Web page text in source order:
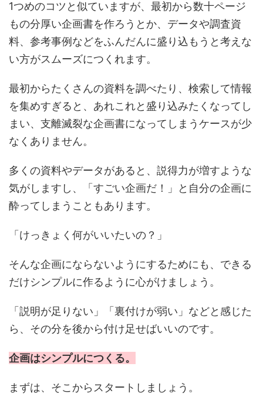
1つめのコツと似ていますが、最初から数十ページ
もの分厚い企画書を作ろうとか、データや調査資
料、参考事例などをふんだんに盛り込もうと考えな
い方がスムーズにつくれます。
最初からたくさんの資料を調べたり、検索して情報
を集めすぎると、あれこれと盛り込みたくなってし
まい、支離滅裂な企画書になってしまうケースが少
なくありません。
多くの資料やデータがあると、説得力が増すような
気がしますし、「すごい企画だ！」と自分の企画に
酔ってしまうこともあります。
「けっきょく何がいいたいの？」
そんな企画にならないようにするためにも、できる
だけシンプルに作るように心がけましょう。
「説明が足りない」「裏付けが弱い」などと感じた
ら、その分を後から付け足せばいいのです。
企画はシンプルにつくる。
まずは、そこからスタートしましょう。